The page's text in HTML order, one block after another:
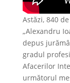
Astăzi, 840
„Alexandru
depus
gradul
Afacerilor
următorul